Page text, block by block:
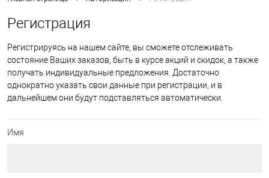
Регистрация
Регистрируясь на нашем сайте, вы сможете отслеживать
состояние Ваших заказов, быть в курсе акций и скидок, а также
получать индивидуальные предложения. Достаточно
однократно указать свои данные при регистрации, и в
дальнейшем они будут подставляться автоматически.
Имя